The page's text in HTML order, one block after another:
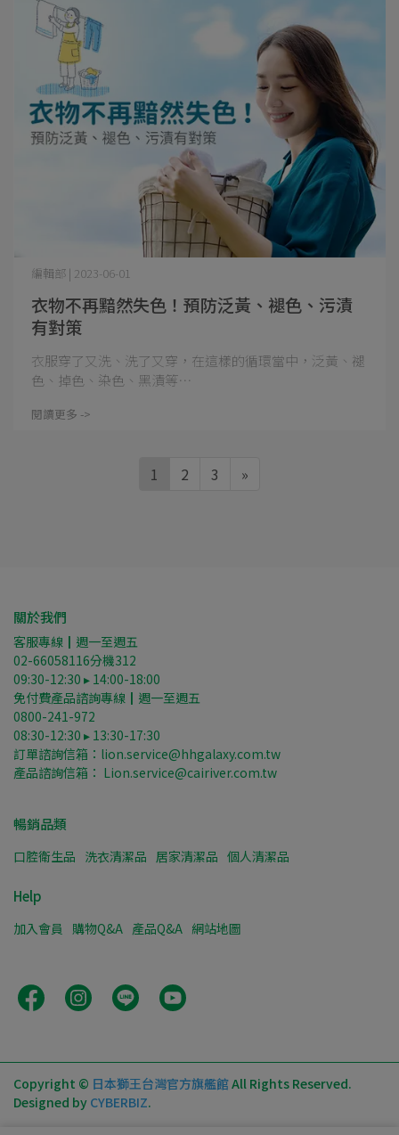
衣物不再黯然失色！預防泛黃、褪色、污漬
有對策
編輯部 | 2023-06-01
衣服穿了又洗、洗了又穿，在這樣的循環當中，泛黃、褪
色、掉色、染色、黑漬等⋯
閱讀更多 ->
1 2 3 »
關於我們
客服專線┃週一至週五
02-66058116分機312
09:30-12:30 ▸ 14:00-18:00
免付費產品諮詢專線┃週一至週五
0800-241-972
08:30-12:30 ▸ 13:30-17:30
訂單諮詢信箱：lion.service@hhgalaxy.com.tw
產品諮詢信箱： Lion.service@cairiver.com.tw
暢銷品類
口腔衛生品 洗衣清潔品 居家清潔品 個人清潔品
Help
加入會員 購物Q&A 產品Q&A 網站地圖
Copyright © 日本獅王台灣官方旗艦館All Rights Reserved.
Designed by CYBERBIZ.